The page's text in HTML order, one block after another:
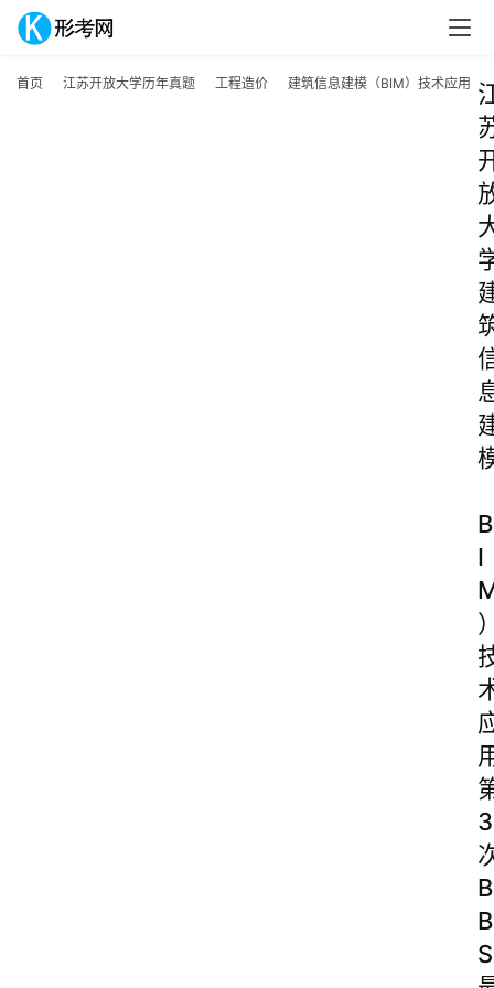
首页 江苏开放大学历年真题 工程造价 建筑信息建模（BIM）技术应用
B
I
3
B
B
S